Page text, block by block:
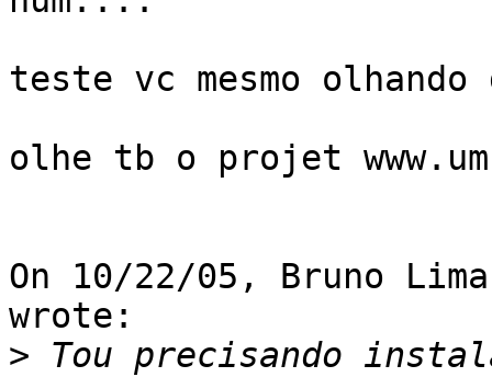
teste vc mesmo
olhe tb o projet
On 10/22/05, Bruno
wrote:
> Tou precisando